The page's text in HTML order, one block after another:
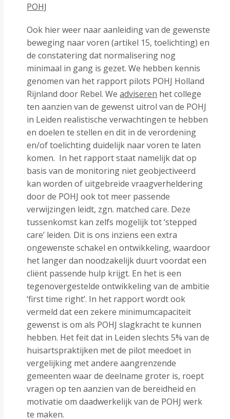
POHJ
Ook hier weer naar aanleiding van de gewenste
beweging naar voren (artikel 15, toelichting) en
de constatering dat normalisering nog
minimaal in gang is gezet. We hebben kennis
genomen van het rapport pilots POHJ Holland
Rijnland door Rebel. Weadviseren het college
ten aanzien van de gewenst uitrol van de POHJ
in Leiden realistische verwachtingen te hebben
en doelen te stellen en dit in de verordening
en/of toelichting duidelijk naar voren te laten
komen. In het rapport staat namelijk dat op
basis van de monitoring niet geobjectiveerd
kan worden of uitgebreide vraagverheldering
door de POHJ ook tot meer passende
verwijzingen leidt, zgn. matched care. Deze
tussenkomst kan zelfs mogelijk tot ‘stepped
care’ leiden. Dit is ons inziens een extra
ongewenste schakel en ontwikkeling, waardoor
het langer dan noodzakelijk duurt voordat een
cliënt passende hulp krijgt. En het is een
tegenovergestelde ontwikkeling van de ambitie
‘first time right’. In het rapport wordt ook
vermeld dat een zekere minimumcapaciteit
gewenst is om als POHJ slagkracht te kunnen
hebben. Het feit dat in Leiden slechts 5% van de
huisartspraktijken met de pilot meedoet in
vergelijking met andere aangrenzende
gemeenten waar de deelname groter is, roept
vragen op ten aanzien van de bereidheid en
motivatie om daadwerkelijk van de POHJ werk
te maken.